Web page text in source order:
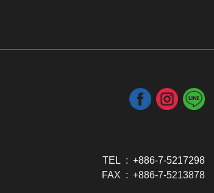
TEL : +886-7-5217298
FAX : +886-7-5213878